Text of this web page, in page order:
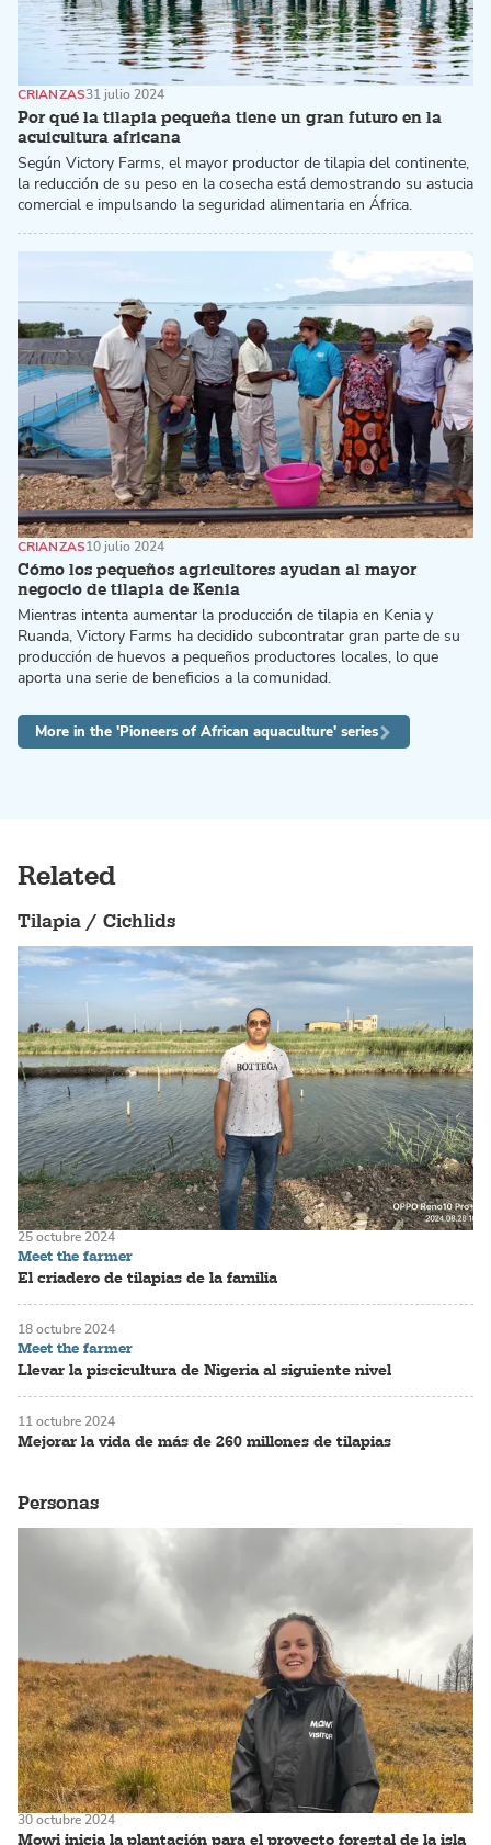
Por qué la tilapia pequeña tiene un gran futuro en la
acuicultura africana
CRIANZAS31 julio 2024
Según Victory Farms, el mayor productor de tilapia del continente,
la reducción de su peso en la cosecha está demostrando su astucia
comercial e impulsando la seguridad alimentaria en África.
Cómo los pequeños agricultores ayudan al mayor
negocio de tilapia de Kenia
CRIANZAS10 julio 2024
Mientras intenta aumentar la producción de tilapia en Kenia y
Ruanda, Victory Farms ha decidido subcontratar gran parte de su
producción de huevos a pequeños productores locales, lo que
aporta una serie de beneficios a la comunidad.
More in the 'Pioneers of African aquaculture' series
Related
Tilapia / Cichlids
Meet the farmer
El criadero de tilapias de la familia
25 octubre 2024
Meet the farmer
Llevar la piscicultura de Nigeria al siguiente nivel
18 octubre 2024
Mejorar la vida de más de 260 millones de tilapias
11 octubre 2024
Personas
Mowi inicia la plantación para el proyecto forestal de la isla
30 octubre 2024